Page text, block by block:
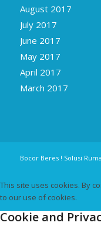
August 2017
July 2017
June 2017
May 2017
April 2017
March 2017
Bocor Beres ! Solusi
This site uses cookies. By
to our use of cookies.
Cookie and